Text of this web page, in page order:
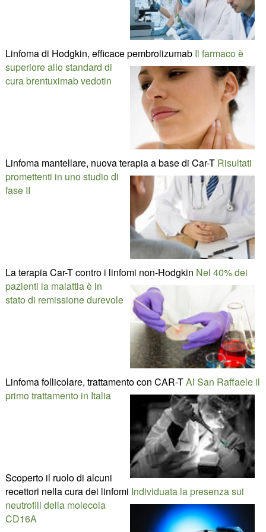
Linfoma di Hodgkin, efficace pembrolizumab Il farmaco è
superiore allo standard di
cura brentuximab vedotin
Linfoma mantellare, nuova terapia a base di Car-T Risultati
promettenti in uno studio di
fase II
La terapia Car-T contro i linfomi non-Hodgkin Nel 40% dei
pazienti la malattia è in
stato di remissione durevole
Linfoma follicolare, trattamento con CAR-TAl San Raffaele il
primo trattamento in Italia
Scoperto il ruolo di alcuni
recettori nella cura dei linfomi Individuata la presenza sui
neutrofili della molecola
CD16A